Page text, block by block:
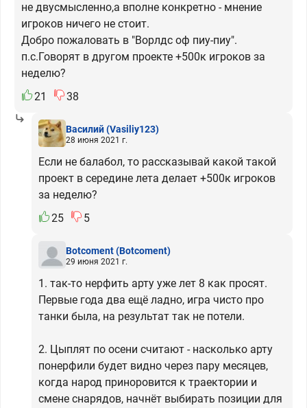
не двусмысленно,а вполне конкретно - мнение
игроков ничего не стоит.
Добро пожаловать в "Ворлдс оф пиу-пиу".
п.с.Говорят в другом проекте +500к игроков за
неделю?
21
38
Василий(Vasiliy123)
28 июня 2021 г.
Если не балабол, то рассказывай какой такой
проект в середине лета делает +500к игроков
за неделю?
25
5
Botcoment(Botcoment)
29 июня 2021 г.
1. так-то нерфить арту уже лет 8 как просят.
Первые года два ещё ладно, игра чисто про
танки была, на результат так не потели.
2. Цыплят по осени считают - насколько арту
понерфили будет видно через пару месяцев,
когда народ приноровится к траектории и
смене снарядов, начнёт выбирать позиции для